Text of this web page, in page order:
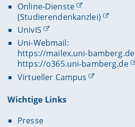
Online-Dienste
(Studierendenkanzlei)
UnivIS
Uni-Webmail:
https://mailex.uni-bamberg.de
https://o365.uni-bamberg.de
Virtueller Campus
Wichtige Links
Presse